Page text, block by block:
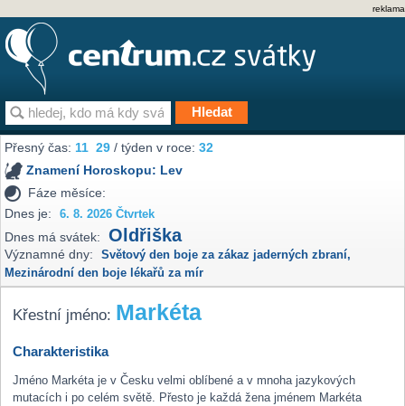
reklama
Přesný čas:11 29 / týden v roce:32
Znamení Horoskopu: Lev
Fáze měsíce:
Dnes je:
6. 8. 2026 Čtvrtek
Dnes má svátek: Oldřiška
Významné dny: Světový den boje za zákaz jaderných zbraní,
Mezinárodní den boje lékařů za mír
Křestní jméno: Markéta
Charakteristika
Jméno Markéta je v Česku velmi oblíbené a v mnoha jazykových
mutacích i po celém světě. Přesto je každá žena jménem Markéta